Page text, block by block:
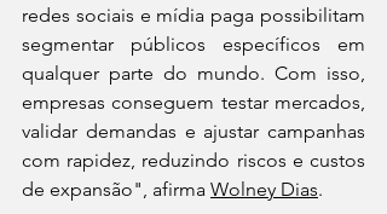
redes sociais e mídia paga possibilitam
segmentar públicos específicos em
qualquer parte do mundo. Com isso,
empresas conseguem testar mercados,
validar demandas e ajustar campanhas
com rapidez, reduzindo riscos e custos
de expansão", afirma Wolney Dias.